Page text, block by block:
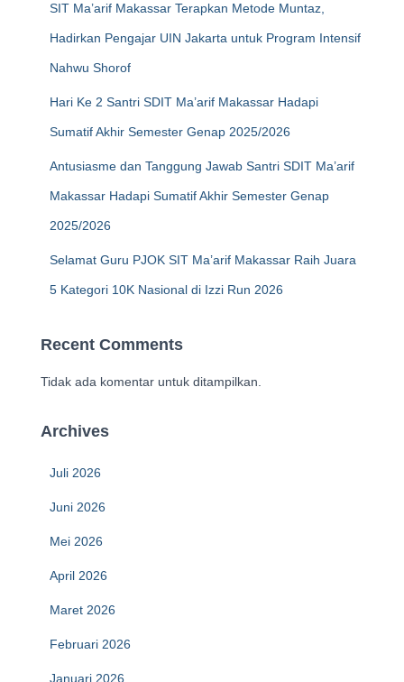
SIT Ma’arif Makassar Terapkan Metode Muntaz,
Hadirkan Pengajar UIN Jakarta untuk Program Intensif
Nahwu Shorof
Hari Ke 2 Santri SDIT Ma’arif Makassar Hadapi
Sumatif Akhir Semester Genap 2025/2026
Antusiasme dan Tanggung Jawab Santri SDIT Ma’arif
Makassar Hadapi Sumatif Akhir Semester Genap
2025/2026
Selamat Guru PJOK SIT Ma’arif Makassar Raih Juara
5 Kategori 10K Nasional di Izzi Run 2026
Recent Comments
Tidak ada komentar untuk ditampilkan.
Archives
Juli 2026
Juni 2026
Mei 2026
April 2026
Maret 2026
Februari 2026
Januari 2026